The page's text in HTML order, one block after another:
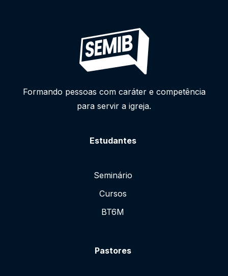
Formando pessoas com caráter e competência
para servir a igreja.
Estudantes
Seminário
Cursos
BT6M
Pastores